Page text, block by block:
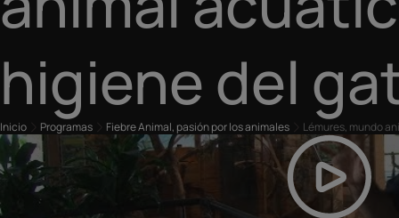
higiene del
Inicio Programas Fiebre Animal, pasión por los animales Lémures, mundo